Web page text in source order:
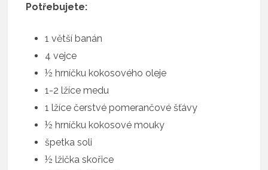
Potřebujete:
1 větší banán
4 vejce
½ hrníčku kokosového oleje
1-2 lžíce medu
1 lžíce čerstvé pomerančové šťávy
½ hrníčku kokosové mouky
špetka soli
½ lžička skořice